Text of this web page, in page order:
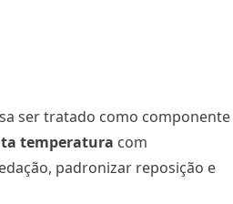
ser tratado como componente
temperatura com
padronizar reposição e